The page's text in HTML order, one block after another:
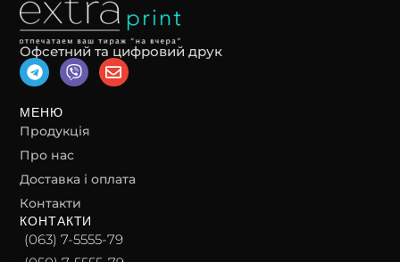
Офсетний та цифровий друк
T
e
e
g
a
m
V
i
r
E
n
e
МЕНЮ
Продукція
Про нас
Доставка і оплата
Контакти
КОНТАКТИ
(063) 7-5555-79